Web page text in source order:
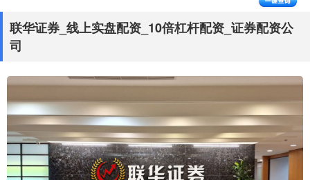
联华证券_线上实盘配资_10倍杠杆配资_证券配资公
司